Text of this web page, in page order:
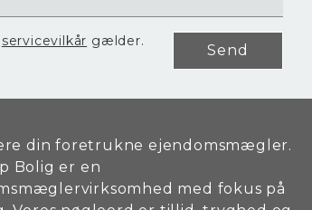
servicevilkår gælder.
Send
din foretrukne ejendomsmægler.
Bolig er en
med fokus på